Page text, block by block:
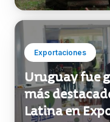
Exportaciones
Uruguay fue
más
Latina en